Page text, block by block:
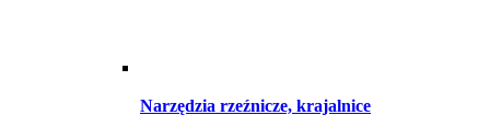
Narzędzia rzeźnicze, krajalnice